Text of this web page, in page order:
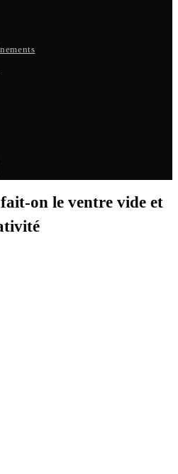
on le ventre vide et